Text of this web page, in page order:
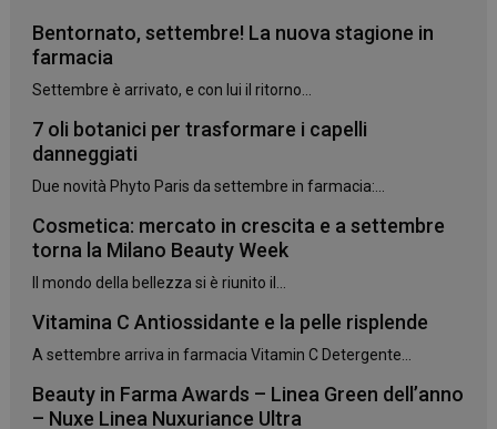
Bentornato, settembre! La nuova stagione in
farmacia
Settembre è arrivato, e con lui il ritorno...
7 oli botanici per trasformare i capelli
danneggiati
Due novità Phyto Paris da settembre in farmacia:...
Cosmetica: mercato in crescita e a settembre
torna la Milano Beauty Week
Il mondo della bellezza si è riunito il...
Vitamina C Antiossidante e la pelle risplende
A settembre arriva in farmacia Vitamin C Detergente...
Beauty in Farma Awards – Linea Green dell’anno
– Nuxe Linea Nuxuriance Ultra